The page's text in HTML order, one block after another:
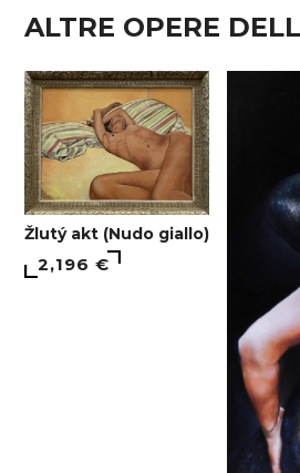
ALTRE OPERE
Žlutý akt (Nudo giallo)
2,196 €